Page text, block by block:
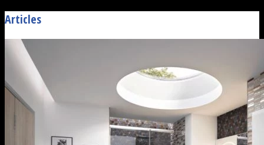
Articles